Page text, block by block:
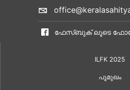
ഫേസ്ബുക് ലൂടെ
ILFK 2025
പൂമുഖം